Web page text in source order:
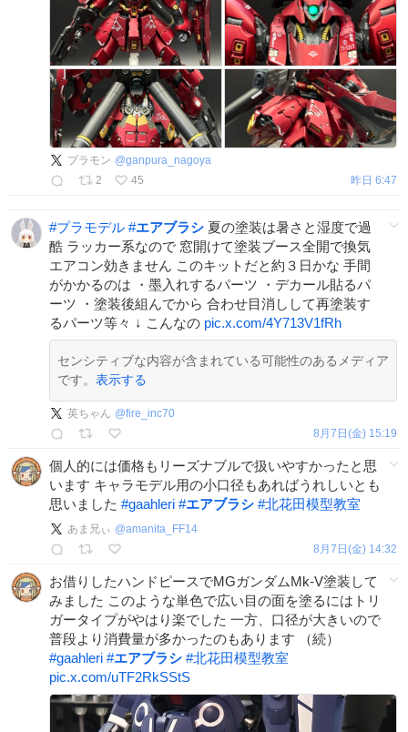
プラモン @ganpura_nagoya
2
45 昨日 6:47
#プラモデル #エアブラシ 夏の塗装は暑さと湿度で過
酷 ラッカー系なので 窓開けて塗装ブース全開で換気
エアコン効きません このキットだと約３日かな 手間
がかかるのは ・墨入れするパーツ ・デカール貼るパ
ーツ ・塗装後組んでから 合わせ目消しして再塗装す
るパーツ等々 ↓ こんなの pic.x.com/4Y713V1fRh
センシティブな内容が含まれている可能性のあるメディア
です。 表示する
英ちゃん @fire_inc70
8月7日(金) 15:19
個人的には価格もリーズナブルで扱いやすかったと思
います キャラモデル用の小口径もあればうれしいとも
思いました #gaahleri #エアブラシ #北花田模型教室
あま兄ぃ @amanita_FF14
8月7日(金) 14:32
お借りしたハンドピースでMGガンダムMk-V塗装して
みました このような単色で広い目の面を塗るにはトリ
ガータイプがやはり楽でした 一方、口径が大きいので
普段より消費量が多かったのもあります （続）
#gaahleri #エアブラシ #北花田模型教室
pic.x.com/uTF2RkSStS